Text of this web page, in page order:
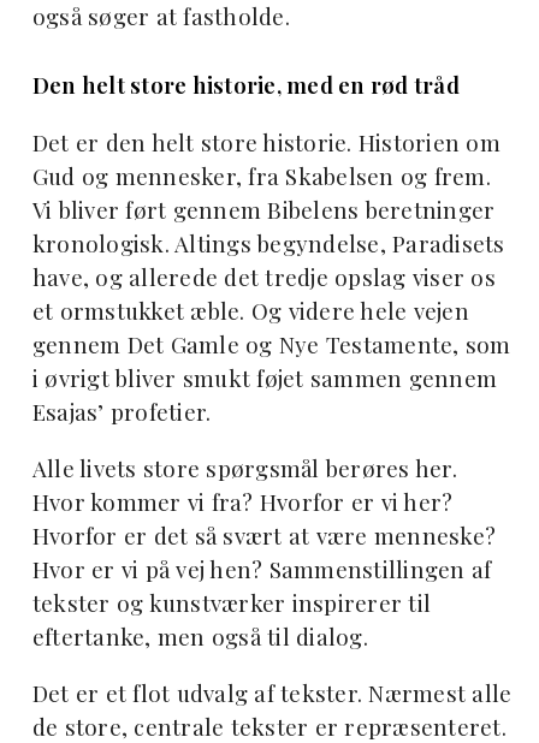
også søger at fastholde.
Den helt store historie, med en rød tråd
Det er den helt store historie. Historien om
Gud og mennesker, fra Skabelsen og frem.
Vi bliver ført gennem Bibelens beretninger
kronologisk. Altings begyndelse, Paradisets
have, og allerede det tredje opslag viser os
et ormstukket æble. Og videre hele vejen
gennem Det Gamle og Nye Testamente, som
i øvrigt bliver smukt føjet sammen gennem
Esajas’ profetier.
Alle livets store spørgsmål berøres her.
Hvor kommer vi fra? Hvorfor er vi her?
Hvorfor er det så svært at være menneske?
Hvor er vi på vej hen? Sammenstillingen af
tekster og kunstværker inspirerer til
eftertanke, men også til dialog.
Det er et flot udvalg af tekster. Nærmest alle
de store, centrale tekster er repræsenteret.